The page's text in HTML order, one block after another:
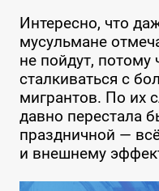
Интересно, что
мусульмане
не пойдут, потому
сталкиваться с
мигрантов. По их
давно перестала
праздничной —
и внешнему